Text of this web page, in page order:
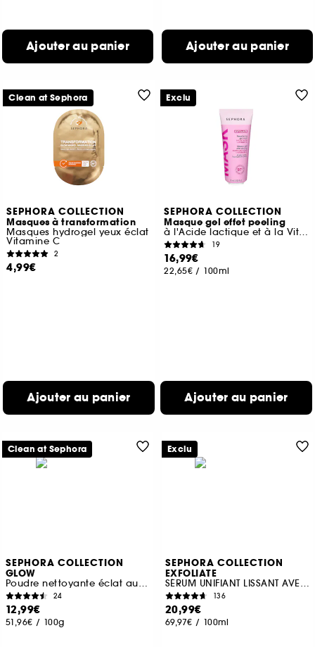
Ajouter au panier Ajouter au panier
SEPHORA COLLECTION
Masques à transformation
Masques hydrogel yeux éclat
Vitamine C
2
4,99€
Ajouter au panier
Clean at Sephora
SEPHORA COLLECTION
Masque gel effet peeling
à l'Acide lactique et à la Vitamine C
19
16,99€
22,65€ / 100ml
Ajouter au panier
Exclu
SEPHORA COLLECTION
GLOW
Poudre nettoyante éclat aux vitamines C+E
24
12,99€
51,96€ / 100g
Clean at Sephora
SEPHORA COLLECTION
EXFOLIATE
SÉRUM UNIFIANT LISSANT AVEC 5% NIACINAMIDE + ACIDE LACTIQUE
136
20,99€
69,97€ / 100ml
Exclu